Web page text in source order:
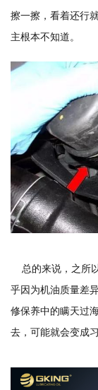
擦一擦，看着还行
主根本不知道。
总的来说，之所
乎因为机油质量差
修保养中的瞒天过
去，可能就会变成习